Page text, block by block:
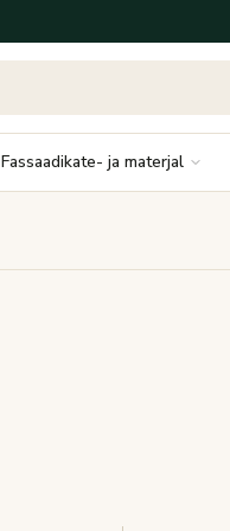
Fassaadikate- ja materjal